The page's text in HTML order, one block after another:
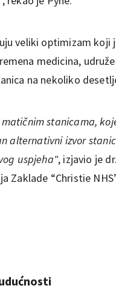
veliki optimizam koji
medicina,
na nekoliko
stanicama,
alternativni izvor
uspjeha", izjavio je
Zaklade “Christie